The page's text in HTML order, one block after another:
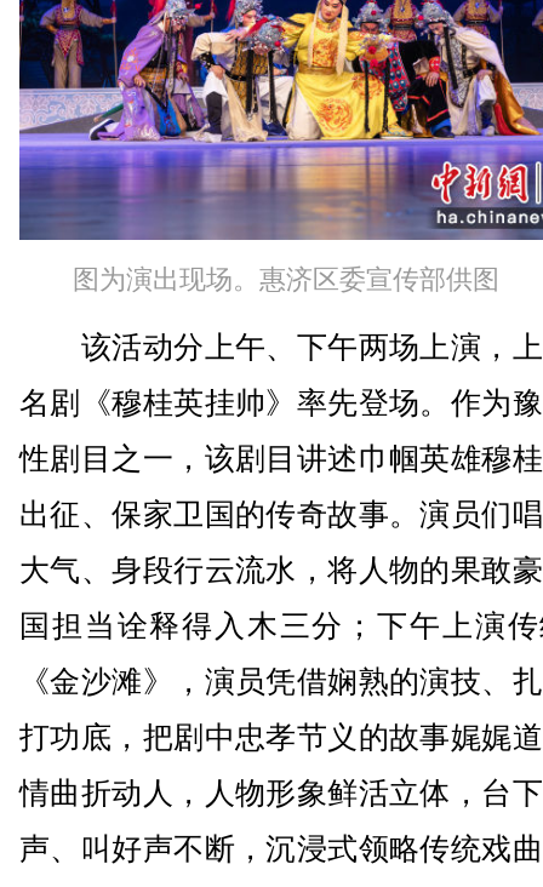
图为演出现场。惠济区委宣传部供图
该活动分上午、下午两场上演，
名剧《穆桂英挂帅》率先登场。作为
性剧目之一，该剧目讲述巾帼英雄穆
出征、保家卫国的传奇故事。演员们
大气、身段行云流水，将人物的果敢
国担当诠释得入木三分；下午上演
《金沙滩》，演员凭借娴熟的演技、
打功底，把剧中忠孝节义的故事娓娓
情曲折动人，人物形象鲜活立体，台
声、叫好声不断，沉浸式领略传统戏